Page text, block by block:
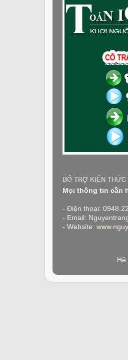
BỔ TRỢ KIẾN
Mọi thông tin cần
- Điện thoại:
- Email:
- Website: